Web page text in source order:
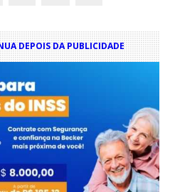
DEPOIS DA PUBLICIDADE